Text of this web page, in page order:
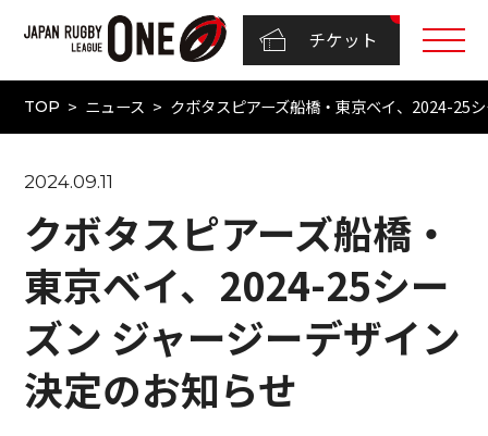
チケット
TOP ニュース クボタスピアーズ船橋・東京ベイ、2024-25
2024.09.11
クボタスピアーズ船橋・
東京ベイ、2024-25シー
ズン ジャージーデザイン
決定のお知らせ